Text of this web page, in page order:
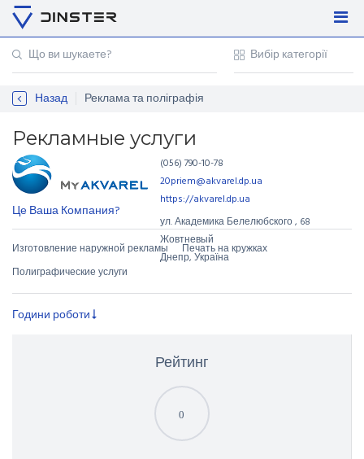
Регістрація
Контакти
Для підприємців
Назад Реклама та поліграфія
Рекламные услуги
Це Ваша Компания?
Изготовление наружной рекламы
Печать на кружках
Полиграфические услуги
(056) 790-10-78
20priem@akvarel.dp.ua
https://akvarel.dp.ua
ул. Академика Белелюбского, 68
Жовтневый
Днепр, Україна
Години роботи
Рейтинг
0